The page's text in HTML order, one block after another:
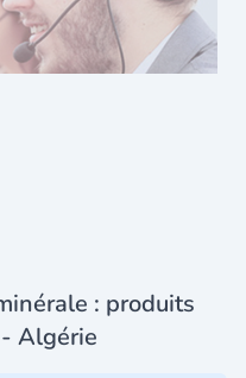
: produits
Algérie